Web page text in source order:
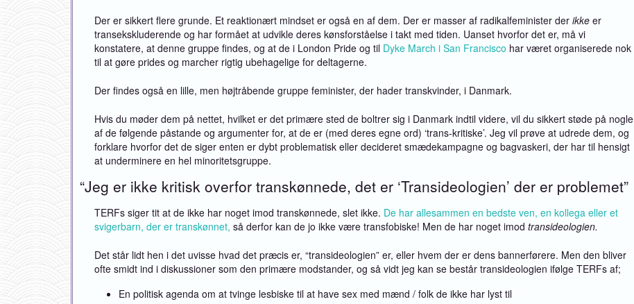
Der er sikkert flere grunde. Et reaktionært mindset er også en af dem. Der er masser af radikalfeminister derikke er
transekskluderende og har formået at udvikle deres kønsforståelse i takt med tiden. Uanset hvorfor det er, må vi
konstatere, at denne gruppe findes, og at de i London Pride og til Dyke March i San Francisco har været organiserede nok
til at gøre prides og marcher rigtig ubehagelige for deltagerne.
Der findes også en lille, men højtråbende gruppe feminister, der hader transkvinder, i Danmark.
Hvis du møder dem på nettet, hvilket er det primære sted de boltrer sig i Danmark indtil videre, vil du sikkert støde på nogle
af de følgende påstande og argumenter for, at de er (med deres egne ord) ‘trans-kritiske’. Jeg vil prøve at udrede dem, og
forklare hvorfor det de siger enten er dybt problematisk eller decideret smædekampagne og bagvaskeri, der har til hensigt
at underminere en hel minoritetsgruppe.
“Jeg er ikke kritisk overfor transkønnede, det er ‘Transideologien’ der er problemet”
TERFs siger tit at de ikke har noget imod transkønnede, slet ikke. De har allesammen en bedste ven, en kollega eller et
svigerbarn, der er transkønnet, så derfor kan de jo ikke være transfobiske! Men de har noget imodtransideologien.
Det står lidt hen i det uvisse hvad det præcis er, “transideologien” er, eller hvem der er dens bannerførere. Men den bliver
ofte smidt ind i diskussioner som den primære modstander, og så vidt jeg kan se består transideologien ifølge TERFs af;
En politisk agenda om at tvinge lesbiske til at have sex med mænd / folk de ikke har lyst til